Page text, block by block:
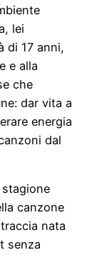
lei
di 17 anni,
e alla
che
dar vita a
energia
dal
stagione
canzone
nata
senza